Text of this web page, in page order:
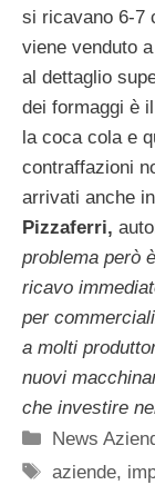
si ricavano 6-7
viene venduto
al dettaglio
dei formaggi è
la coca cola e
contraffazioni
arrivati anche
Pizzaferri,
problema però
ricavo
per
a molti
nuovi
che investire
Categorie
News
Tag
aziende,